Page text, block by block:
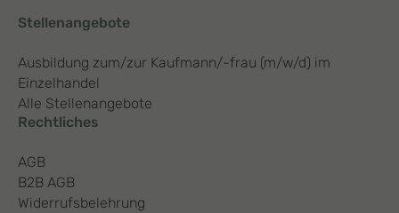
Stellenangebote
Ausbildung zum/zur Kaufmann/-frau (m/w/d) im
Einzelhandel
Alle Stellenangebote
Rechtliches
AGB
B2B AGB
Widerrufsbelehrung